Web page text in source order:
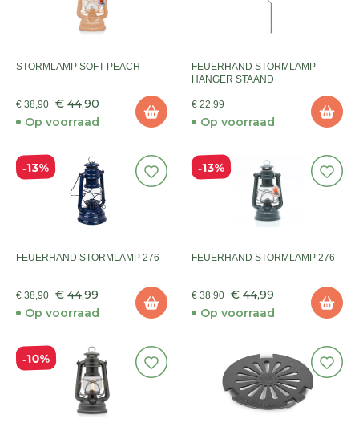
STORMLAMP SOFT PEACH
€ 38,90 € 44,90
Op voorraad
FEUERHAND STORMLAMP
HANGER STAAND
€ 22,99
Op voorraad
13%
FEUERHAND STORMLAMP 276
€ 38,90 € 44,99
Op voorraad
13%
FEUERHAND STORMLAMP 276
€ 38,90 € 44,99
Op voorraad
10%